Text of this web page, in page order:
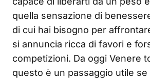
quella sensazione di
di cui hai bisogno per
si annuncia ricca di favori e
competizioni. Da oggi Venere
questo è un passaggio utile